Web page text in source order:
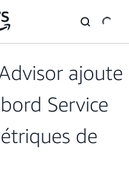
ajoute
Service
de